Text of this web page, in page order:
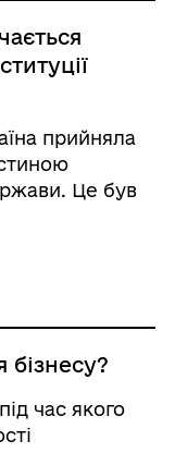
прийняла
Це був
час якого